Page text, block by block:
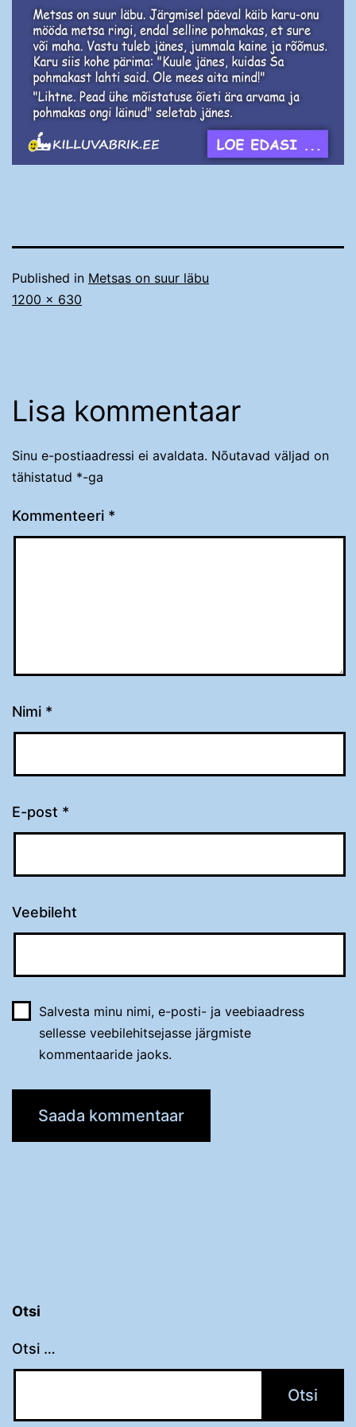
Published in Metsas on suur läbu
Täissuurus
1200 × 630
Lisa kommentaar
Sinu e-postiaadressi ei avaldata. Nõutavad väljad on
tähistatud *-ga
Kommenteeri *
Nimi *
E-post *
Veebileht
Salvesta minu nimi, e-posti- ja veebiaadress
sellesse veebilehitsejasse järgmiste
kommentaaride jaoks.
Otsi
Otsi …